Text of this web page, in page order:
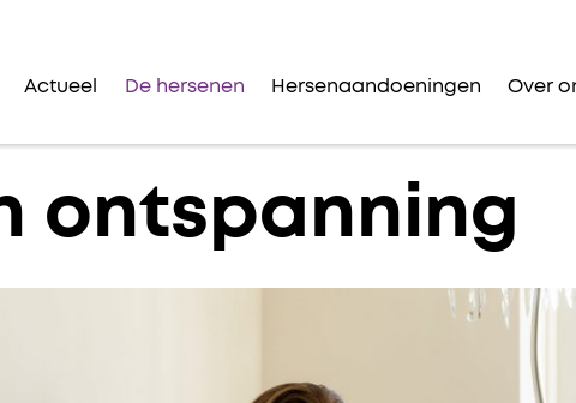
Actueel De hersenen Hersenaandoeningen Over
ontspanning